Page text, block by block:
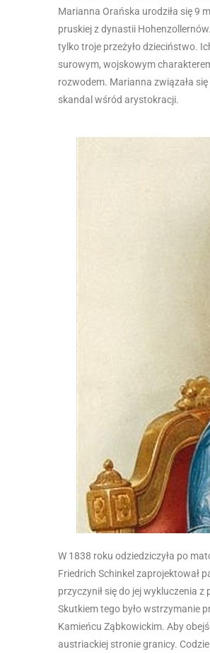
Marianna Orańska urodziła się 9
pruskiej z dynastii
tylko troje przeżyło dzieciństwo.
surowym, wojskowym
rozwodem. Marianna związała
skandal wśród arystokracji.
W 1838 roku odziedziczyła po
Friedrich Schinkel zaprojektował
przyczynił się do jej wykluczenia
Skutkiem tego było wstrzymanie
Kamieńcu Ząbkowickim. Aby
austriackiej stronie granicy.